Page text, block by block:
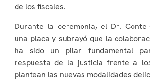
de los fiscales.
Durante la ceremonia, el Dr.
una placa y subrayó que la
ha sido un pilar fundamental
respuesta de la justicia frente a
plantean las nuevas modalidades